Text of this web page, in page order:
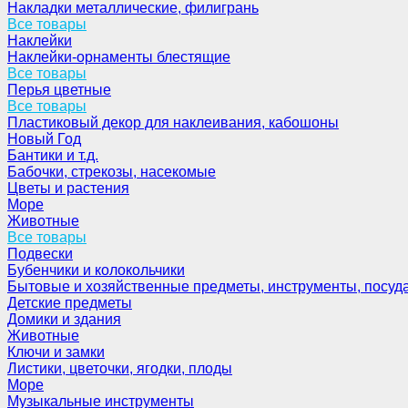
Накладки металлические, филигрань
Все товары
Наклейки
Наклейки-орнаменты блестящие
Все товары
Перья цветные
Все товары
Пластиковый декор для наклеивания, кабошоны
Новый Год
Бантики и т.д.
Бабочки, стрекозы, насекомые
Цветы и растения
Море
Животные
Все товары
Подвески
Бубенчики и колокольчики
Бытовые и хозяйственные предметы, инструменты,
Детские предметы
Домики и здания
Животные
Ключи и замки
Листики, цветочки, ягодки, плоды
Море
Музыкальные инструменты